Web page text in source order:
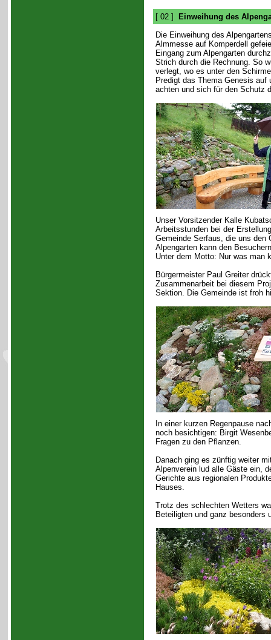
[ 02 ]
Einweihung des
Die Einweihung des
Almmesse auf Komperdell
Eingang zum Alpengarten
Strich durch die Rechnung. So
verlegt, wo es unter den
Predigt das Thema Genesis auf
achten und sich für den Schutz
Unser Vorsitzender Kalle
Arbeitsstunden bei der
Gemeinde Serfaus, die uns den
Alpengarten kann den
Unter dem Motto: Nur was man
Bürgermeister Paul Greiter
Zusammenarbeit bei diesem
Sektion. Die Gemeinde ist froh
In einer kurzen Regenpause
noch besichtigen: Birgit
Fragen zu den Pflanzen.
Danach ging es zünftig weiter
Alpenverein lud alle Gäste ein,
Gerichte aus regionalen
Hauses.
Trotz des schlechten Wetters
Beteiligten und ganz besonders